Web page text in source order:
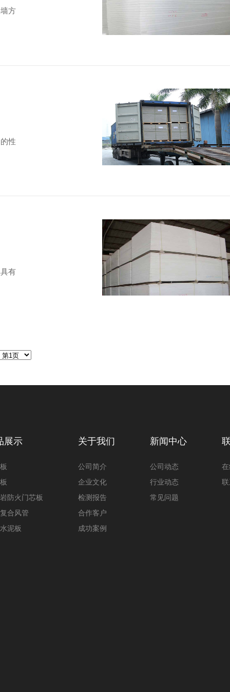
方
性
有
展示
防火门芯板
合风管
泥板
关于我们
公司简介
企业文化
检测报告
合作客户
成功案例
新闻中心
公司动态
行业动态
常见问题